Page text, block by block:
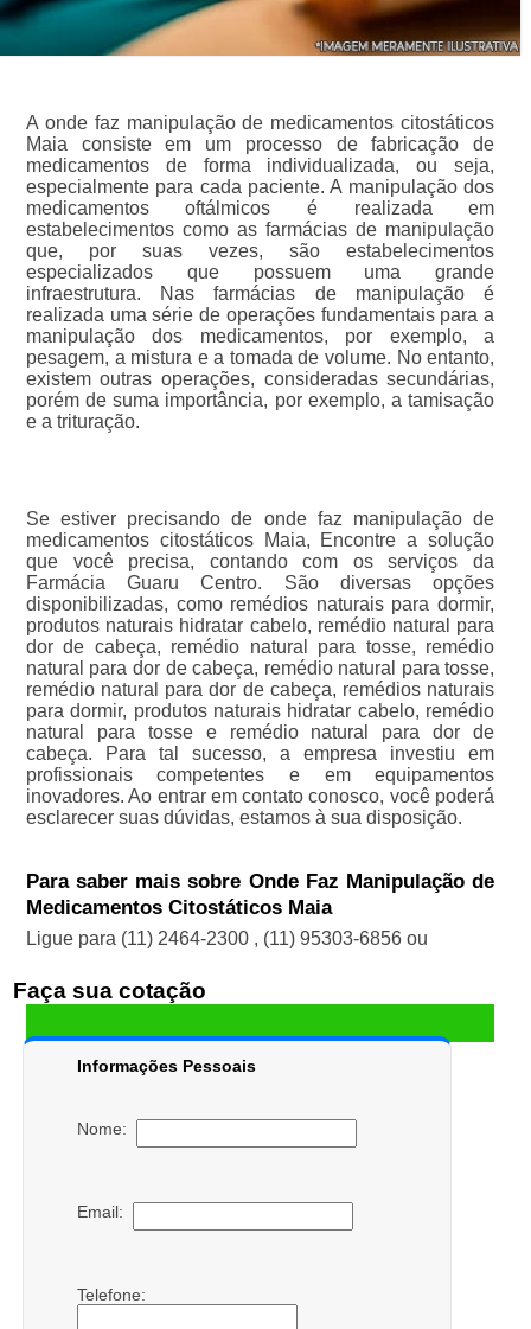
A onde faz manipulação de medicamentos citostáticos
Maia consiste em um processo de fabricação de
medicamentos de forma individualizada, ou seja,
especialmente para cada paciente. A manipulação dos
medicamentos oftálmicos é realizada em
estabelecimentos como as farmácias de manipulação
que, por suas vezes, são estabelecimentos
especializados que possuem uma grande
infraestrutura. Nas farmácias de manipulação é
realizada uma série de operações fundamentais para a
manipulação dos medicamentos, por exemplo, a
pesagem, a mistura e a tomada de volume. No entanto,
existem outras operações, consideradas secundárias,
porém de suma importância, por exemplo, a tamisação
e a trituração.
Se estiver precisando de onde faz manipulação de
medicamentos citostáticos Maia, Encontre a solução
que você precisa, contando com os serviços da
Farmácia Guaru Centro. São diversas opções
disponibilizadas, como remédios naturais para dormir,
produtos naturais hidratar cabelo, remédio natural para
dor de cabeça, remédio natural para tosse, remédio
natural para dor de cabeça, remédio natural para tosse,
remédio natural para dor de cabeça, remédios naturais
para dormir, produtos naturais hidratar cabelo, remédio
natural para tosse e remédio natural para dor de
cabeça. Para tal sucesso, a empresa investiu em
profissionais competentes e em equipamentos
inovadores. Ao entrar em contato conosco, você poderá
esclarecer suas dúvidas, estamos à sua disposição.
Para saber mais sobre Onde Faz Manipulação de
Medicamentos Citostáticos Maia
Ligue para (11) 2464-2300 , (11) 95303-6856 ou
Faça sua cotação
Informações Pessoais
Nome:
Email:
Telefone: